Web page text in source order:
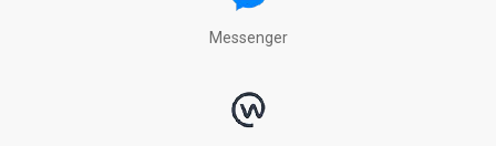
Messenger